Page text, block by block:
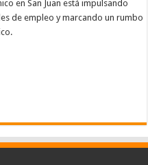
en San Juan está impulsando
de empleo y marcando un rumbo